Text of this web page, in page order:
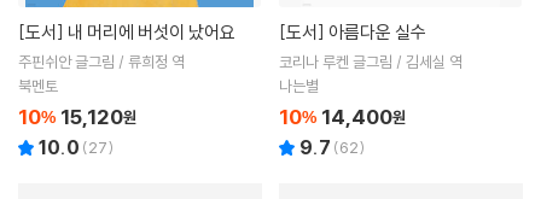
[도서] 내 머리에 버섯이 났어요
주핀쉬안 글그림 / 류희정 역
북멘토
10% 15,120원
10.0 (27)
[도서] 아름다운 실수
코리나 루켄 글그림 / 김세실 역
나는별
10% 14,400원
9.7 (62)